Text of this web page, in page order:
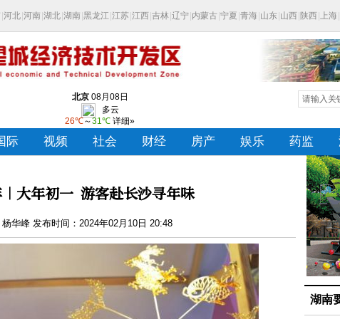
大年初一 游客赴长沙寻年味
华峰 发布时间：2024年02月10日 20:48
湖南